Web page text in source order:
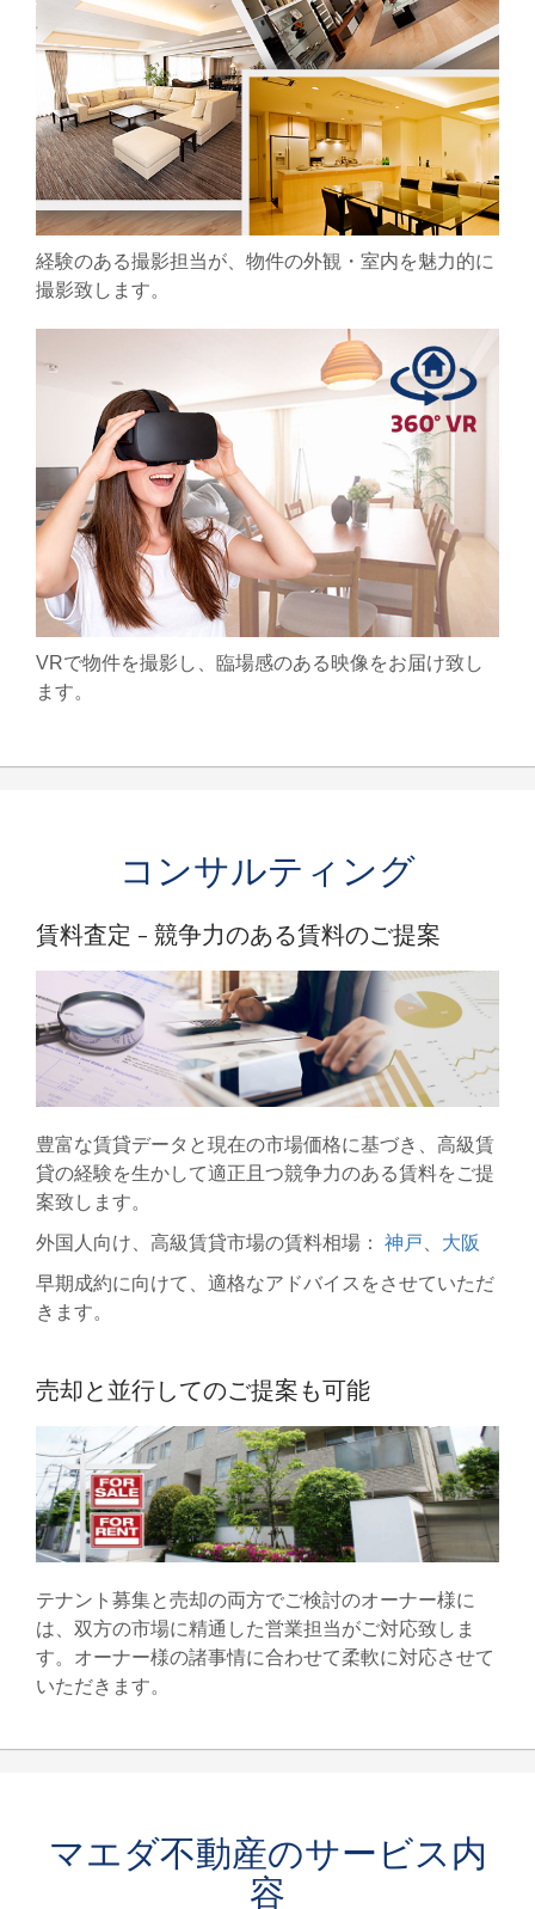
経験のある撮影担当が、物件の外観・室内を魅力的に
撮影致します。
VRで物件を撮影し、臨場感のある映像をお届け致し
ます。
コンサルティング
賃料査定 - 競争力のある賃料のご提案
豊富な賃貸データと現在の市場価格に基づき、高級賃
貸の経験を生かして適正且つ競争力のある賃料をご提
案致します。
外国人向け、高級賃貸市場の賃料相場： 神戸
大阪
早期成約に向けて、適格なアドバイスをさせていただ
きます。
売却と並行してのご提案も可能
テナント募集と売却の両方でご検討のオーナー様に
は、双方の市場に精通した営業担当がご対応致しま
す。オーナー様の諸事情に合わせて柔軟に対応させて
いただきます。
マエダ不動産のサービス内
容